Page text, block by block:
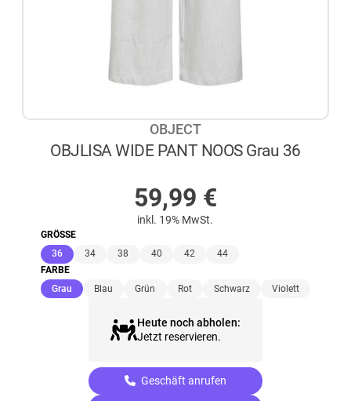
OBJECT
OBJLISA WIDE PANT NOOS Grau 36
59,99 €
inkl. 19% MwSt.
GRÖSSE
36(ausgewählt)
34 38 40 42
44
FARBE
Grau (ausgewählt)
Blau Grün Rot Schwarz Violett
Heute noch abholen:
Jetzt reservieren.
Geschäft anrufen